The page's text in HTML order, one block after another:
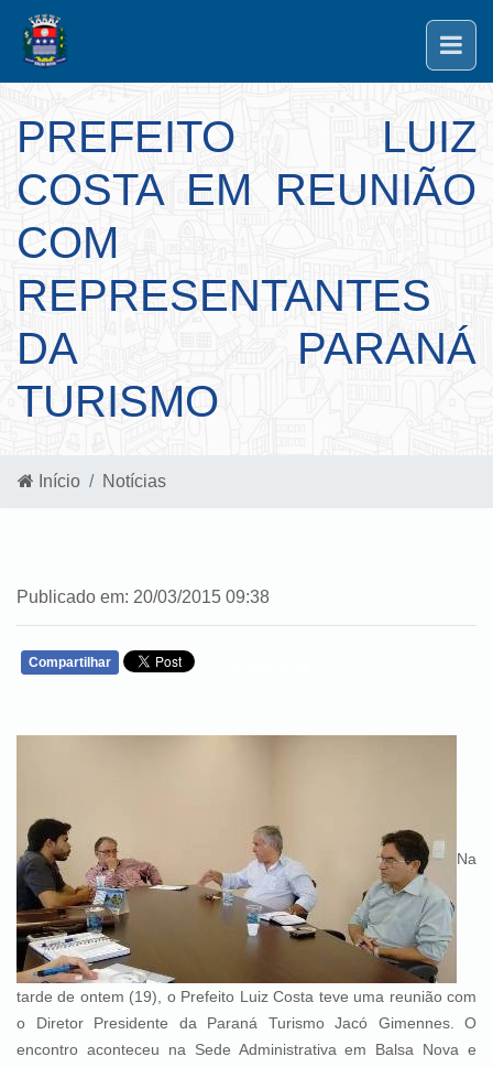
PREFEITO LUIZ
COSTA EM REUNIÃO
COM
REPRESENTANTES
DA PARANÁ
TURISMO
Início Notícias
Publicado em: 20/03/2015 09:38
Compartilhar
Na
tarde de ontem (19), o Prefeito Luiz Costa teve uma reunião com
o Diretor Presidente da Paraná Turismo Jacó Gimennes. O
encontro aconteceu na Sede Administrativa em Balsa Nova e